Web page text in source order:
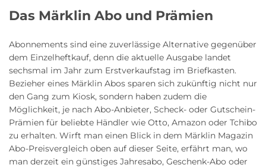
Das Märklin Abo und Prämien
Abonnements sind eine zuverlässige Alternative gegenüber
dem Einzelheftkauf, denn die aktuelle Ausgabe landet
sechsmal im Jahr zum Erstverkaufstag im Briefkasten.
Bezieher eines Märklin Abos sparen sich zukünftig nicht nur
den Gang zum Kiosk, sondern haben zudem die
Möglichkeit, je nach Abo-Anbieter, Scheck- oder Gutschein-
Prämien für beliebte Händler wie Otto, Amazon oder Tchibo
zu erhalten. Wirft man einen Blick in dem Märklin Magazin
Abo-Preisvergleich oben auf dieser Seite, erfährt man, wo
man derzeit ein günstiges Jahresabo, Geschenk-Abo oder